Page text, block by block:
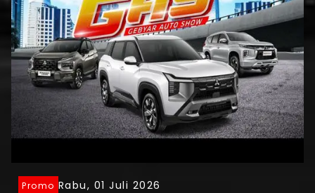
Promo Rabu, 01 Juli 2026